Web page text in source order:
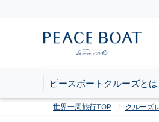
ピースボートクルーズとは
世界一周旅行TOP クルーズ